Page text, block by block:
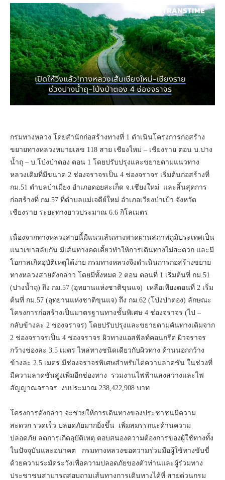
กรมทางหลวง โดยสำนักก่อสร้างทางที่ 1 ดำเนินโครงการก่อสร้าง
ขยายทางหลวงหมายเลข 118 สาย เชียงใหม่ – เชียงราย ตอน บ.ปาง
น้ำถุ – บ.โป่งป่าตอง ตอน 1 โดยปรับปรุงและขยายตามแนวทาง
หลวงเดิมที่มีขนาด 2 ช่องจราจรเป็น 4 ช่องจราจร เริ่มต้นก่อสร้างที่
กม.51 ตำบลป่าเมี่ยง อำเภอดอยสะเก็ด จ.เชียงใหม่ และสิ้นสุดการ
ก่อสร้างที่ กม.57 ที่ตำบลแม่เจดีย์ใหม่ อำเภอเวียงป่าเป้า จังหวัด
เชียงราย ระยะทางยาวประมาณ 6.6 กิโลเมตร
เนื่องจากทางหลวงสายนี้มีแนวเส้นทางพาดผ่านสภาพภูมิประเทศเป็น
แนวเขาสลับกัน มีเส้นทางคดเคี้ยวทำให้การเดินทางไม่สะดวก และมี
โอกาสเกิดอุบัติเหตุได้ง่าย กรมทางหลวงจึงดำเนินการก่อสร้างขยาย
ทางหลวงสายดังกล่าว โดยมีทั้งหมด 2 ตอน ตอนที่ 1 เริ่มต้นที่ กม.51
(ปางน้ำถุ) ถึง กม.57 (อุทยานแห่งชาติขุนแจ) เหลือเพียงตอนที่ 2 เริ่ม
ต้นที่ กม.57 (อุทยานแห่งชาติขุนแจ) ถึง กม.62 (โป่งป่าตอง) ลักษณะ
โครงการก่อสร้างเป็นมาตรฐานทางชั้นพิเศษ 4 ช่องจราจร (ไป –
กลับข้างละ 2 ช่องจราจร) โดยปรับปรุงและขยายตามคันทางเดิมจาก
2 ช่องจราจรเป็น 4 ช่องจราจร ผิวทางแอสฟัลท์คอนกรีต ผิวจราจร
กว้างช่องละ 3.5 เมตร ไหล่ทางชนิดเดียวกับผิวทาง ด้านนอกกว้าง
ข้างละ 2.5 เมตร มีช่องจราจรพิเศษสำหรับไต่ความลาดชัน ในช่วงที่
มีความลาดชันสูงเพิ่มอีกช่องทาง รวมงานไฟฟ้าแสงสว่างและไฟ
สัญญาณจราจร งบประมาณ 238,422,908 บาท
โครงการดังกล่าว จะช่วยให้การเดินทางของประชาชนมีความ
สะดวก รวดเร็ว ปลอดภัยมากยิ่งขึ้น เพิ่มสมรรถนะด้านความ
ปลอดภัย ลดการเกิดอุบัติเหตุ ตอบสนองความต้องการของผู้ใช้ทางทั้ง
ในปัจจุบันและอนาคต กรมทางหลวงขอความร่วมมือผู้ใช้ทางขับขี่
ด้วยความระมัดระวังเพื่อความปลอดภัยของตัวท่านและผู้ร่วมทาง
ประชาชนสามารถสอบถามเส้นทางการเดินทางได้ที่ สายด่วนกรม